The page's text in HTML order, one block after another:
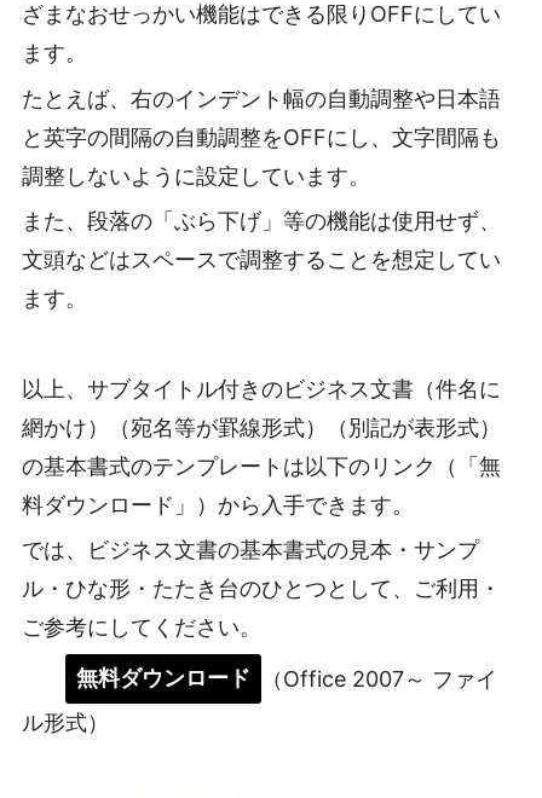
ざまなおせっかい機能はできる限りOFFにしてい
ます。
たとえば、右のインデント幅の自動調整や日本語
と英字の間隔の自動調整をOFFにし、文字間隔も
調整しないように設定しています。
また、段落の「ぶら下げ」等の機能は使用せず、
文頭などはスペースで調整することを想定してい
ます。
以上、サブタイトル付きのビジネス文書（件名に
網かけ）（宛名等が罫線形式）（別記が表形式）
の基本書式のテンプレートは以下のリンク（「無
料ダウンロード」）から入手できます。
では、ビジネス文書の基本書式の見本・サンプ
ル・ひな形・たたき台のひとつとして、ご利用・
ご参考にしてください。
無料ダウンロード
（Office 2007～ ファイ
ル形式）